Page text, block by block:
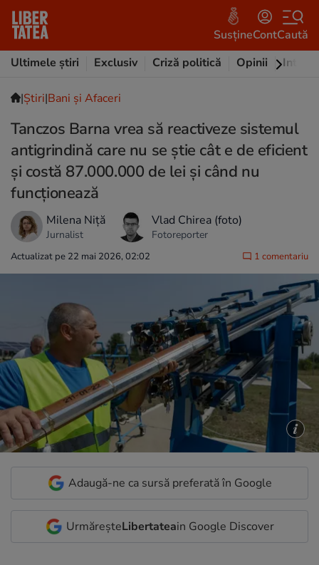
SusțineContCaută
Ultimele știri
Exclusiv Criză politică Opinii
|Ştiri|Bani și Afaceri
Tanczos Barna vrea să reactiveze sistemul
antigrindină care nu se știe cât e de eficient
și costă 87.000.000 de lei și când nu
funcționează
Milena Niță
Jurnalist
Vlad Chirea (foto)
Fotoreporter
Actualizat pe 22 mai 2026, 02:02 1 comentariu
Adaugă-ne ca sursă preferată în Google
UrmăreșteLibertateain Google Discover